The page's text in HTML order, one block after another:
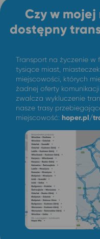
Czy w
dostępny
Transport na życzenie
tysiące miast,
miejscowości, których
żadnej oferty
zwalcza wykluczenie
nasze trasy
miejscowość: hoper.pl/